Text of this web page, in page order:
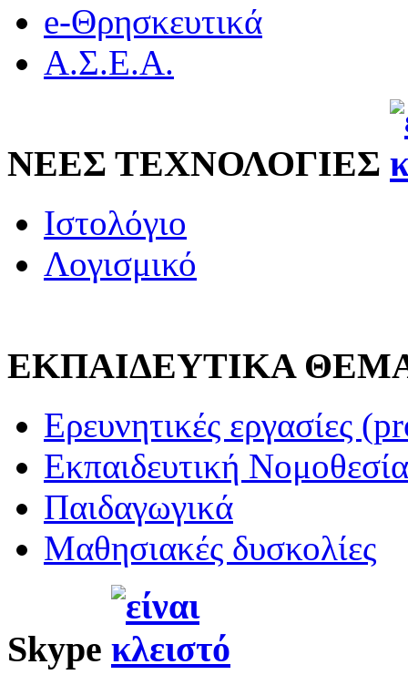
e-Θρησκευτικά
Α.Σ.Ε.Α.
ΝΕΕΣ ΤΕΧΝΟΛΟΓΙΕΣ
Ιστολόγιο
Λογισμικό
ΕΚΠΑΙΔΕΥΤΙΚΑ
Ερευνητικές εργασίες
Εκπαιδευτική Νομοθεσία
Παιδαγωγικά
Μαθησιακές δυσκολίες
Skype